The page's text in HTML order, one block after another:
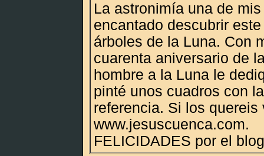
La astronimía una de
encantado descubrir
árboles de la Luna. Con
cuarenta aniversario de
hombre a la Luna le
pinté unos cuadros con
referencia. Si los quereis
www.jesuscuenca.com.
FELICIDADES por el